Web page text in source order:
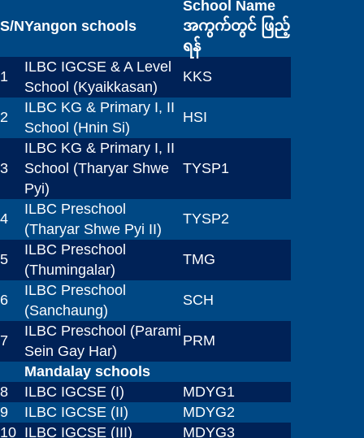
S/NYangon schools
School Name
အကွက်တွင် ဖြည့်
ရန်
1
ILBC IGCSE & A Level
School (Kyaikkasan)
KKS
2
ILBC KG & Primary I, II
School (Hnin Si)
HSI
3
ILBC KG & Primary I, II
School (Tharyar Shwe
Pyi)
TYSP1
4
ILBC Preschool
(Tharyar Shwe Pyi II)
TYSP2
5
ILBC Preschool
(Thumingalar)
TMG
6
ILBC Preschool
(Sanchaung)
SCH
7
ILBC Preschool (Parami
Sein Gay Har)
PRM
Mandalay schools
8
ILBC IGCSE (I)
MDYG1
9
ILBC IGCSE (II)
MDYG2
10 ILBC IGCSE (III)
MDYG3